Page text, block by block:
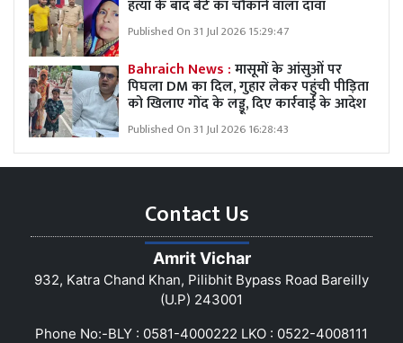
हत्या के बाद बेटे का चौंकाने वाला दावा
Published On 31 Jul 2026 15:29:47
Bahraich News :मासूमों के आंसुओं पर
पिघला DM का दिल, गुहार लेकर पहुंची पीड़िता
को खिलाए गोंद के लड्डू, दिए कार्रवाई के आदेश
Published On 31 Jul 2026 16:28:43
Contact Us
Amrit Vichar
932, Katra Chand Khan, Pilibhit Bypass Road Bareilly
(U.P) 243001
Phone No:-BLY : 0581-4000222 LKO : 0522-4008111